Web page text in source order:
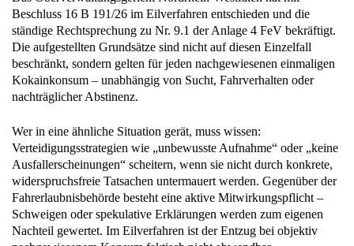
Beschluss 16 B 191/26 im Eilverfahren entschieden und die
ständige Rechtsprechung zu Nr. 9.1 der Anlage 4 FeV bekräftigt.
Die aufgestellten Grundsätze sind nicht auf diesen Einzelfall
beschränkt, sondern gelten für jeden nachgewiesenen einmaligen
Kokainkonsum – unabhängig von Sucht, Fahrverhalten oder
nachträglicher Abstinenz.
Wer in eine ähnliche Situation gerät, muss wissen:
Verteidigungsstrategien wie „unbewusste Aufnahme“ oder „keine
Ausfallerscheinungen“ scheitern, wenn sie nicht durch konkrete,
widerspruchsfreie Tatsachen untermauert werden. Gegenüber der
Fahrerlaubnisbehörde besteht eine aktive Mitwirkungspflicht –
Schweigen oder spekulative Erklärungen werden zum eigenen
Nachteil gewertet. Im Eilverfahren ist der Entzug bei objektiv